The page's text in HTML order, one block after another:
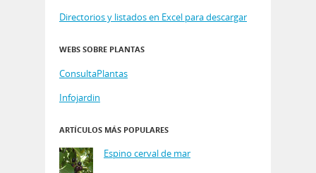
Directorios y listados en Excel para descargar
WEBS SOBRE PLANTAS
ConsultaPlantas
Infojardin
ARTÍCULOS MÁS POPULARES
Espino cerval de mar